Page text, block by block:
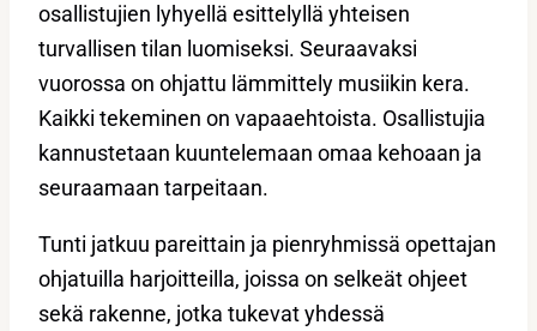
osallistujien lyhyellä esittelyllä yhteisen
turvallisen tilan luomiseksi. Seuraavaksi
vuorossa on ohjattu lämmittely musiikin kera.
Kaikki tekeminen on vapaaehtoista. Osallistujia
kannustetaan kuuntelemaan omaa kehoaan ja
seuraamaan tarpeitaan.
Tunti jatkuu pareittain ja pienryhmissä opettajan
ohjatuilla harjoitteilla, joissa on selkeät ohjeet
sekä rakenne, jotka tukevat yhdessä